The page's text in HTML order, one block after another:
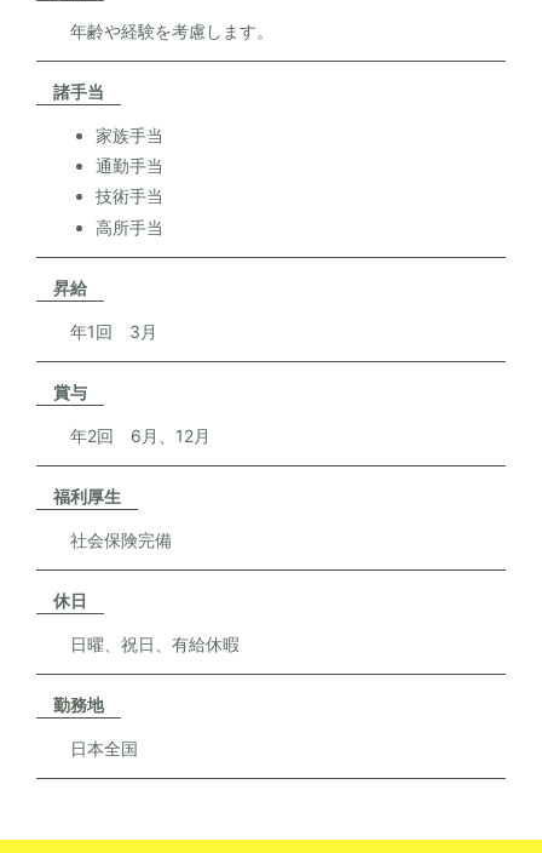
ホームページからお問い合わせ
年齢や経験を考慮します。
諸手当
家族手当
通勤手当
技術手当
高所手当
昇給
年1回 3月
賞与
年2回 6月、12月
福利厚生
社会保険完備
休日
日曜、祝日、有給休暇
勤務地
日本全国